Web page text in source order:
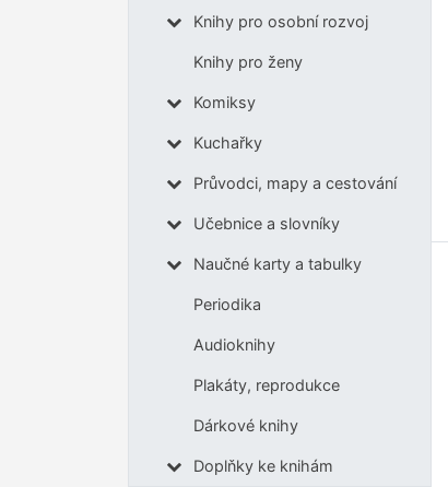
Knihy pro osobní rozvoj
Knihy pro ženy
Komiksy
Kuchařky
Průvodci, mapy a cestování
Učebnice a slovníky
Naučné karty a tabulky
Periodika
Audioknihy
Plakáty, reprodukce
Dárkové knihy
Doplňky ke knihám